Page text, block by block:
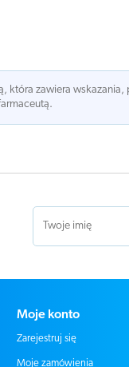
która zawiera
Moje konto
Zarejestruj się
Moje zamówienia